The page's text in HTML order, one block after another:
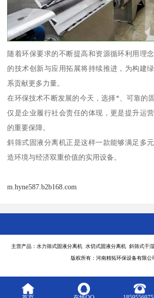
随着环保要求的不断提高和资源循环利用理
的技术创新与应用拓展将持续推进，为构建
系贡献更多力量。
在环保技术不断发展的今天，选择*、可靠的
仅是企业履行社会责任的体现，更是提升运
的重要保障。
斜筛式固液分离机正是这样一款能够满足多
造环境与经济双重价值的实用设备。
m.hyne587.b2b168.com
主营产品：水力筛式固液分离机 水切式固液分离机 斜筛式干
版权所有：河南精拓环保设备有限公